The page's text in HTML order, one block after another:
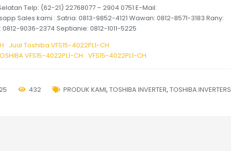
Telp: (62-21) 22768077 – 2904 0751 E-Mail:
Sales kami : Satria: 0813-9852-4121 Wawan: 0812-8571-3183 Rany:
9036-2374 Septianie: 0812-1011-5225
Jual Toshiba VFS15-4022PL1-CH
VFS15-4022PL1-CH VFS15-4022PL1-CH
432 PRODUK KAMI, TOSHIBA INVERTER, TOSHIBA INVERTERS